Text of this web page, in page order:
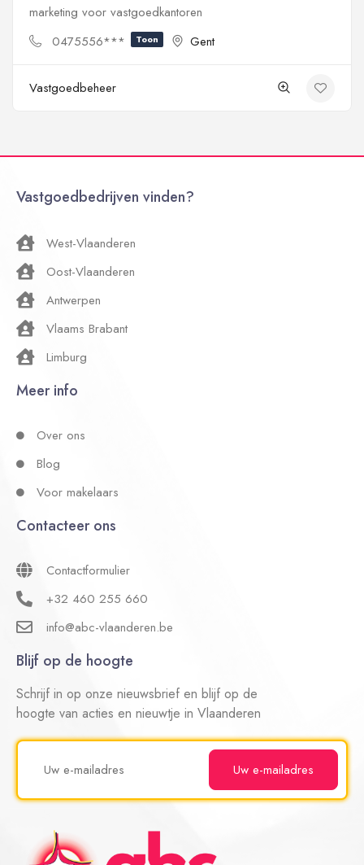
marketing voor vastgoedkantoren
0475556***
Toon Gent
Vastgoedbeheer
Vastgoedbedrijven vinden?
West-Vlaanderen
Oost-Vlaanderen
Antwerpen
Vlaams Brabant
Limburg
Meer info
Over ons
Blog
Voor makelaars
Contacteer ons
Contactformulier
+32 460 255 660
info@abc-vlaanderen.be
Blijf op de hoogte
Schrijf in op onze nieuwsbrief en blijf op de
hoogte van acties en nieuwtje in Vlaanderen